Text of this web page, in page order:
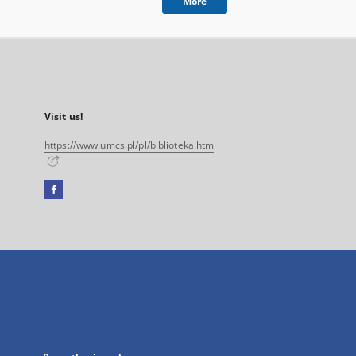
Visit us!
https://www.umcs.pl/pl/biblioteka.htm
Facebook
open